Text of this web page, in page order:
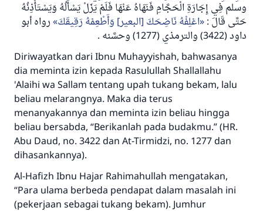
وسلم فِي إِجَارَةِ الْحَجَّامِ فَنَهَاهُ عَنْهَا فَلَمْ يَزَلْ يَسْأَلُهُ وَيَسْتَأْذِنُهُ
حَتَّى قَالَ : اعْلِفْهُ نَاضِحَكَ [البعير] وَأَطْعِمْهُ رَقِيقَكَ
رواه أبو
داود (3422) والترمذي (1277) وحسَّنه
.
Diriwayatkan dari Ibnu Muhayyishah, bahwasanya
dia meminta izin kepada Rasulullah Shallallahu
'Alaihi wa Sallam tentang upah tukang bekam, lalu
beliau melarangnya. Maka dia terus
menanyakannya dan meminta izin beliau hingga
beliau bersabda, “Berikanlah pada budakmu.”(HR.
Abu Daud, no. 3422 dan At-Tirmidzi, no. 1277 dan
dihasankannya).
Al-Hafizh Ibnu Hajar Rahimahullah mengatakan,
“Para ulama berbeda pendapat dalam masalah ini
(pekerjaan sebagai tukang bekam). Jumhur